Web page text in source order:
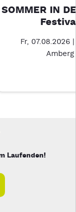
SOMMER IN
Fr, 07.08.2026
Amberg
Laufenden!